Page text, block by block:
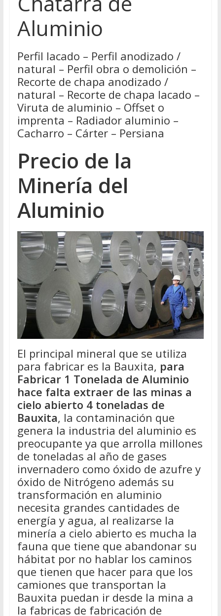
Aluminio
Perfil lacado – Perfil anodizado /
natural – Perfil obra o demolición –
Recorte de chapa anodizado /
natural – Recorte de chapa lacado –
Viruta de aluminio – Offset o
imprenta – Radiador aluminio –
Cacharro – Cárter – Persiana
Precio de la
Minería del
Aluminio
El principal mineral que se utiliza
para fabricar es la Bauxita, para
Fabricar 1 Tonelada de Aluminio
hace falta extraer de las minas a
cielo abierto 4 toneladas de
Bauxita, la contaminación que
genera la industria del aluminio es
preocupante ya que arrolla millones
de toneladas al año de gases
invernadero como óxido de azufre y
óxido de Nitrógeno además su
transformación en aluminio
necesita grandes cantidades de
energía y agua, al realizarse la
minería a cielo abierto es mucha la
fauna que tiene que abandonar su
hábitat por no hablar los caminos
que tienen que hacer para que los
camiones que transportan la
Bauxita puedan ir desde la mina a
la fabricas de fabricación de